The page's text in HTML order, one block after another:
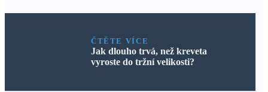
ČTĚTE VÍCE
Jak dlouho trvá, než kreveta
vyroste do tržní velikosti?